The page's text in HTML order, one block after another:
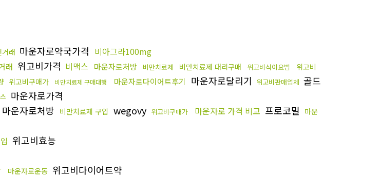
래 마운자로약국가격 비아그라100mg
래 위고비가격 비맥스 마운자로처방 비만치료제 비만치료제 대리구매 위고비식이요법
위고비
위고비구매가 비만치료제 구매대행 마운자로다이어트후기 마운자로달리기 위고비판매업체 골드
마운자로가격
마운자로처방 비만치료제 구입 wegovy 위고비구매가 마운자로 가격 비교 프로코밀 마운
위고비효능
마운자로운동 위고비다이어트약